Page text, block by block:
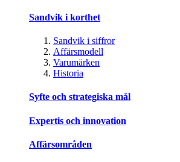
Sandvik i korthet
Sandvik i siffror
Affärsmodell
Varumärken
Historia
Syfte och strategiska mål
Expertis och innovation
Affärsområden